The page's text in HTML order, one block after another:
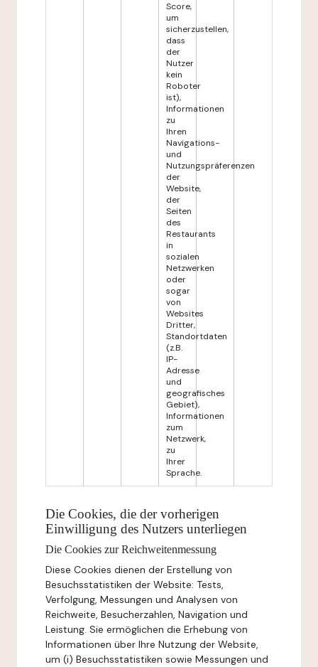
Score,
um
sicherzustellen,
dass
der
Nutzer
kein
Roboter
ist),
Informationen
zu
Ihren
Navigations-
und
Nutzungspräferenzen
der
Website,
der
Seiten
des
Restaurants
in
sozialen
Netzwerken
oder
sogar
von
Websites
Dritter,
Standortdaten
(z.B.
IP-
Adresse
und
geografisches
Gebiet),
Informationen
zum
Netzwerk,
zu
Ihrer
Sprache.
Die Cookies, die der vorherigen
Einwilligung des Nutzers unterliegen
Die Cookies zur Reichweitenmessung
Diese Cookies dienen der Erstellung von
Besuchsstatistiken der Website: Tests,
Verfolgung, Messungen und Analysen von
Reichweite, Besucherzahlen, Navigation und
Leistung. Sie ermöglichen die Erhebung von
Informationen über Ihre Nutzung der Website,
um (i) Besuchsstatistiken sowie Messungen und